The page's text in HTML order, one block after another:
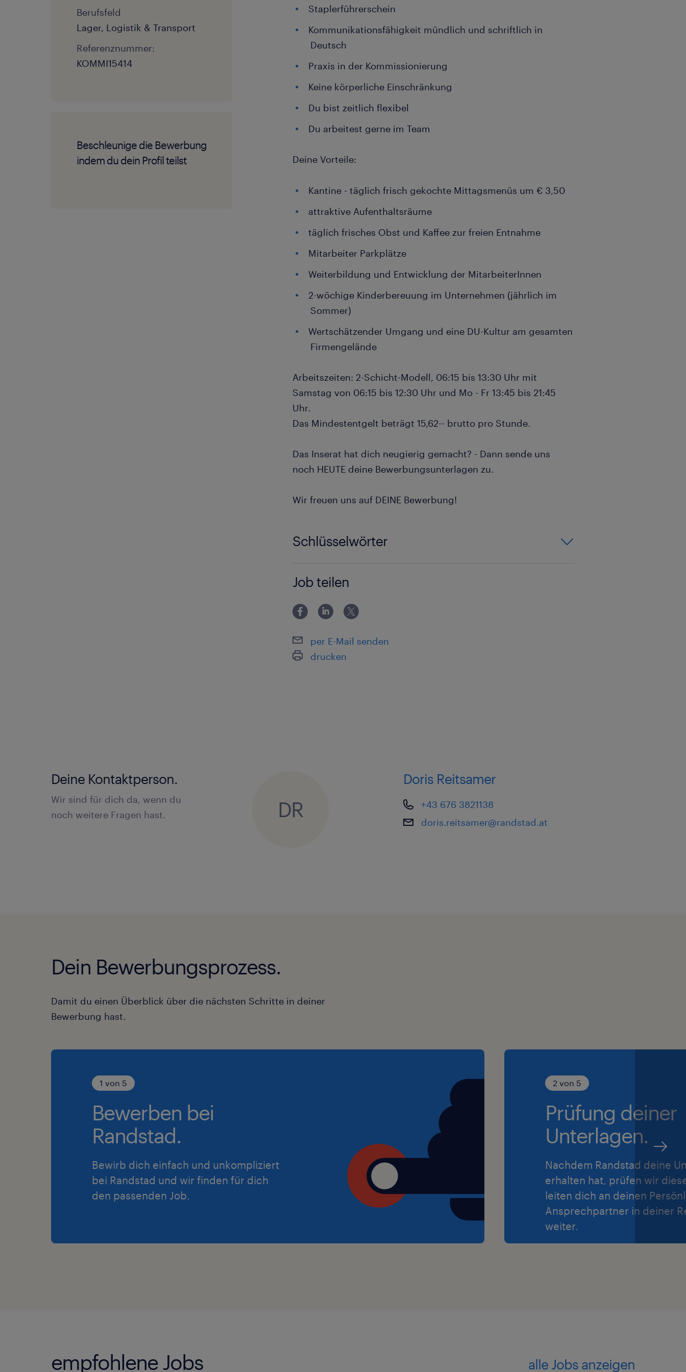
Berufsfeld
Lager, Logistik & Transport
Referenznummer:
KOMMI15414
Beschleunige die Bewerbung
indem du dein Profil teilst
Staplerführerschein
Kommunikationsfähigkeit mündlich und schriftlich in
Deutsch
Praxis in der Kommissionierung
Keine körperliche Einschränkung
Du bist zeitlich flexibel
Du arbeitest gerne im Team
Deine Vorteile:
Kantine - täglich frisch gekochte Mittagsmenüs um € 3,50
attraktive Aufenthaltsräume
täglich frisches Obst und Kaffee zur freien Entnahme
Mitarbeiter Parkplätze
Weiterbildung und Entwicklung der MitarbeiterInnen
2-wöchige Kinderbereuung im Unternehmen (jährlich im
Sommer)
Wertschätzender Umgang und eine DU-Kultur am gesamten
Firmengelände
Arbeitszeiten: 2-Schicht-Modell, 06:15 bis 13:30 Uhr mit
Samstag von 06:15 bis 12:30 Uhr und Mo - Fr 13:45 bis 21:45
Uhr.
Das Mindestentgelt beträgt 15,62-- brutto pro Stunde.
Das Inserat hat dich neugierig gemacht? - Dann sende uns
noch HEUTE deine Bewerbungsunterlagen zu.
Wir freuen uns auf DEINE Bewerbung!
Schlüsselwörter
Job teilen
per E-Mail senden
drucken
Deine Kontaktperson.
Wir sind für dich da, wenn du
noch weitere Fragen hast.
DR
Doris Reitsamer
+43 676 3821138
doris.reitsamer@randstad.at
Dein Bewerbungsprozess.
Damit du einen Überblick über die nächsten Schritte in deiner
Bewerbung hast.
1 von 5
Bewerben bei
Randstad.
Bewirb dich einfach und unkompliziert
bei Randstad und wir finden für dich
den passenden Job.
2 von 5
Prüfung deiner
Unterlagen.
Nachdem Randstad deine
erhalten hat, prüfen wir
leiten dich an deinen
Ansprechpartner in deiner
weiter.
empfohlene Jobs alle Jobs anzeigen